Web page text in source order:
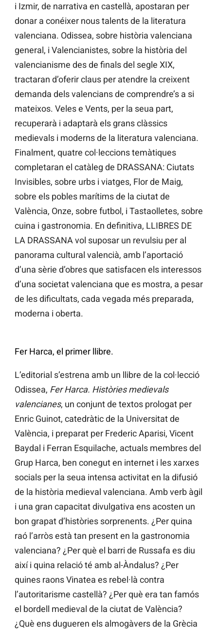
i Izmir, de narrativa en castellà, apostaran per
donar a conéixer nous talents de la literatura
valenciana. Odissea, sobre història valenciana
general, i Valencianistes, sobre la història del
valencianisme des de finals del segle XIX,
tractaran d’oferir claus per atendre la creixent
demanda dels valencians de comprendre’s a si
mateixos. Veles e Vents, per la seua part,
recuperarà i adaptarà els grans clàssics
medievals i moderns de la literatura valenciana.
Finalment, quatre col·leccions temàtiques
completaran el catàleg de DRASSANA: Ciutats
Invisibles, sobre urbs i viatges, Flor de Maig,
sobre els pobles marítims de la ciutat de
València, Onze, sobre futbol, i Tastaolletes, sobre
cuina i gastronomia. En definitiva, LLIBRES DE
LA DRASSANA vol suposar un revulsiu per al
panorama cultural valencià, amb l’aportació
d’una sèrie d’obres que satisfacen els interessos
d’una societat valenciana que es mostra, a pesar
de les dificultats, cada vegada més preparada,
moderna i oberta.
Fer Harca, el primer llibre.
L’editorial s’estrena amb un llibre de la col·lecció
Odissea, Fer Harca. Històries medievals
valencianes, un conjunt de textos prologat per
Enric Guinot, catedràtic de la Universitat de
València, i preparat per Frederic Aparisi, Vicent
Baydal i Ferran Esquilache, actuals membres del
Grup Harca, ben conegut en internet i les xarxes
socials per la seua intensa activitat en la difusió
de la història medieval valenciana. Amb verb àgil
i una gran capacitat divulgativa ens acosten un
bon grapat d’històries sorprenents. ¿Per quina
raó l’arròs està tan present en la gastronomia
valenciana? ¿Per què el barri de Russafa es diu
així i quina relació té amb al-Àndalus? ¿Per
quines raons Vinatea es rebel·là contra
l’autoritarisme castellà? ¿Per què era tan famós
el bordell medieval de la ciutat de València?
¿Què ens dugueren els almogàvers de la Grècia